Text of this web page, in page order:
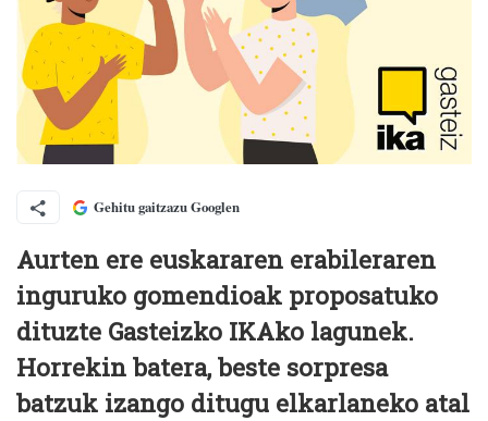
Gehitu gaitzazu Googlen
Aurten ere euskararen erabileraren
inguruko gomendioak proposatuko
dituzte Gasteizko IKAko lagunek.
Horrekin batera, beste sorpresa
batzuk izango ditugu elkarlaneko atal